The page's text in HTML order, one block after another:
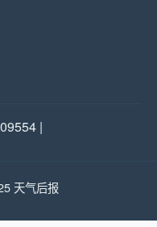
|
天气后报